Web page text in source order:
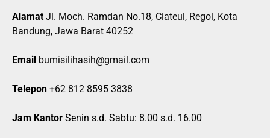
Alamat Jl. Moch. Ramdan No.18, Ciateul, Regol, Kota
Bandung, Jawa Barat 40252
Email bumisilihasih@gmail.com
Telepon +62 812 8595 3838
Jam Kantor Senin s.d. Sabtu: 8.00 s.d. 16.00